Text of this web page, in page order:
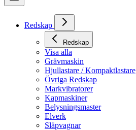
Redskap
Redskap
Visa alla
Grävmaskin
Hjullastare / Kompaktlastare
Övriga Redskap
Markvibratorer
Kapmaskiner
Belysningsmaster
Elverk
Släpvagnar